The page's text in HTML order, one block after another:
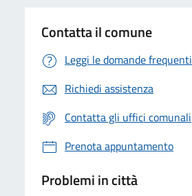
Contatta il comune
Leggi le domande frequenti
Richiedi assistenza
Contatta gli uffici comunali
Prenota appuntamento
Problemi in città